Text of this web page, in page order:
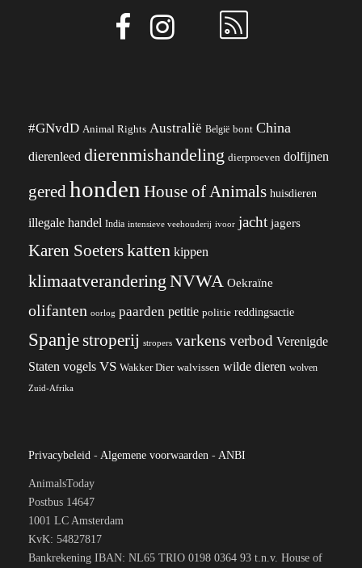
#GNvdD Animal Rights Australië België bont China
dierenleed dierenmishandeling dierproeven dolfijnen
gered honden House of Animals huisdieren
illegale handel India intensieve veehouderij ivoor jacht jagers
Karen Soeterskatten kippen
klimaatverandering NVWA Oekraïne
olifanten oorlog paarden petitie politie reddingsactie
Spanjestroperij stropers varkens verbod Verenigde
Staten vogels VS Wakker Dier walvissen wilde dieren wolven
Zuid-Afrika
Privacybeleid - Algemene voorwaarden - ANBI
AnimalsToday
Postbus 14647
1001 LC Amsterdam
KvK: 54827817
Bankrekening IBAN: NL65 TRIO 0198 0364 93 t.n.v. House of